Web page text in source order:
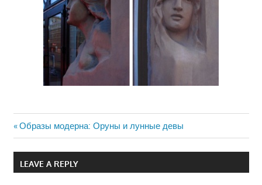
Навигация
по
Previous
Post:
Образы модерна: Оруны и лунные девы
LEAVE A REPLY